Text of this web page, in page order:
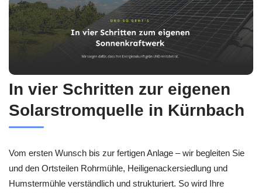
In vier Schritten zur eigenen
Solarstromquelle in Kürnbach
Vom ersten Wunsch bis zur fertigen Anlage – wir begleiten Sie
und den Ortsteilen Rohrmühle, Heiligenackersiedlung und
Humstermühle verständlich und strukturiert. So wird Ihre